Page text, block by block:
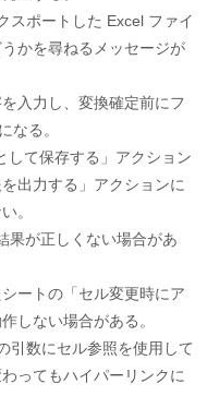
スポートした Excel ファイ
かを尋ねるメッセージが
入力し、変換確定前にフ
なる。
して保存する」アクション
出力する」アクションに
。
果が正しくない場合があ
ートの「セル変更時にア
しない場合がある。
引数にセル参照を使用して
ってもハイパーリンクに